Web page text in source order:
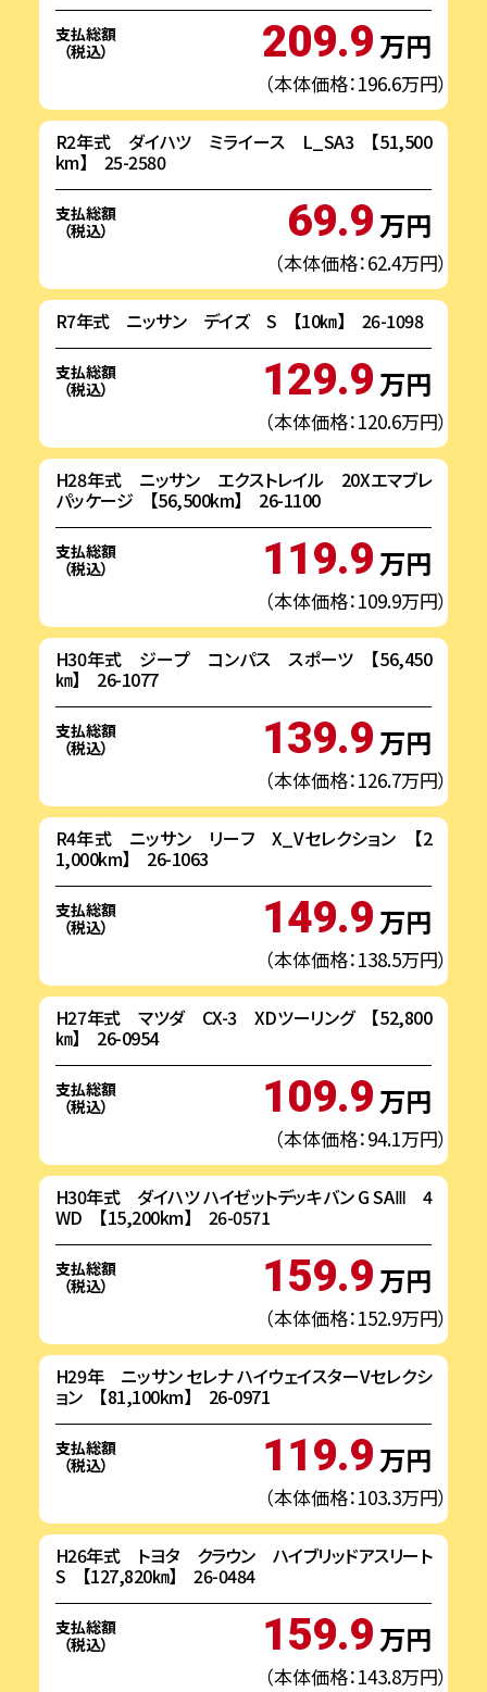
支払総額
（税込）
209.9万円
（本体価格：196.6万円）
R2年式 ダイハツ ミライース L_SA3 【51,500
km】 25-2580
支払総額
（税込）
69.9万円
（本体価格：62.4万円）
R7年式 ニッサン デイズ S 【10㎞】 26-1098
支払総額
（税込）
129.9万円
（本体価格：120.6万円）
H28年式 ニッサン エクストレイル 20Xエマブレ
パッケージ 【56,500km】 26-1100
支払総額
（税込）
119.9万円
（本体価格：109.9万円）
H30年式 ジープ コンパス スポーツ 【56,450
㎞】 26-1077
支払総額
（税込）
139.9万円
（本体価格：126.7万円）
R4年式 ニッサン リーフ X_Vセレクション 【2
1,000km】 26-1063
支払総額
（税込）
149.9万円
（本体価格：138.5万円）
H27年式 マツダ CX-3 XDツーリング 【52,800
㎞】 26-0954
支払総額
（税込）
109.9万円
（本体価格：94.1万円）
H30年式 ダイハツ ハイゼットデッキバン G SAⅢ 4
WD 【15,200km】 26-0571
支払総額
（税込）
159.9万円
（本体価格：152.9万円）
H29年 ニッサン セレナ ハイウェイスターVセレクシ
ョン 【81,100km】 26-0971
支払総額
（税込）
119.9万円
（本体価格：103.3万円）
H26年式 トヨタ クラウン ハイブリッドアスリート
S 【127,820㎞】 26-0484
支払総額
（税込）
159.9万円
（本体価格：143.8万円）